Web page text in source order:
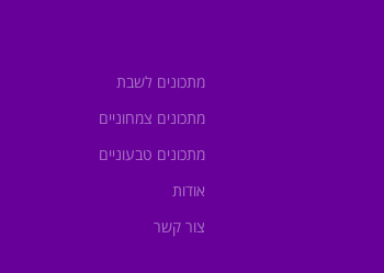
מתכונים לשבת
מתכונים צמחוניים
מתכונים טבעוניים
אודות
צור קשר